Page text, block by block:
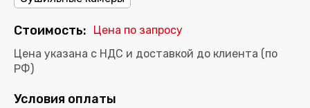
Стоимость:
Цена по запросу
Цена указана с НДС и доставкой до клиента (по
РФ)
Условия оплаты